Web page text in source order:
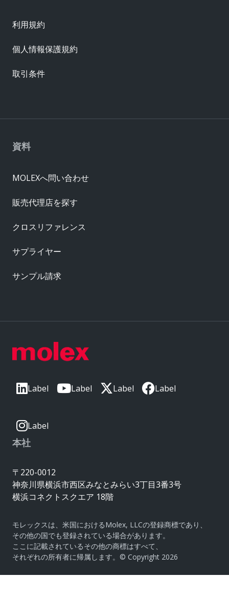
Label Label Label Label
Label
本社
〒220-0012
神奈川県横浜市西区みなとみらい3丁目3番3号
横浜コネクトスクエア 18階
モレックスは、米国におけるMolex, LLCの登録商標であり、
その他の国でも登録されている場合があります。
ここに記載されているその他の商標はすべて、
それぞれの所有者に帰属します。© Copyright 2026
資料
MOLEXへ問い合わせ
販売代理店を探す
クロスリファレンス
サプライヤー
サンプル請求
利用規約
個人情報保護規約
取引条件